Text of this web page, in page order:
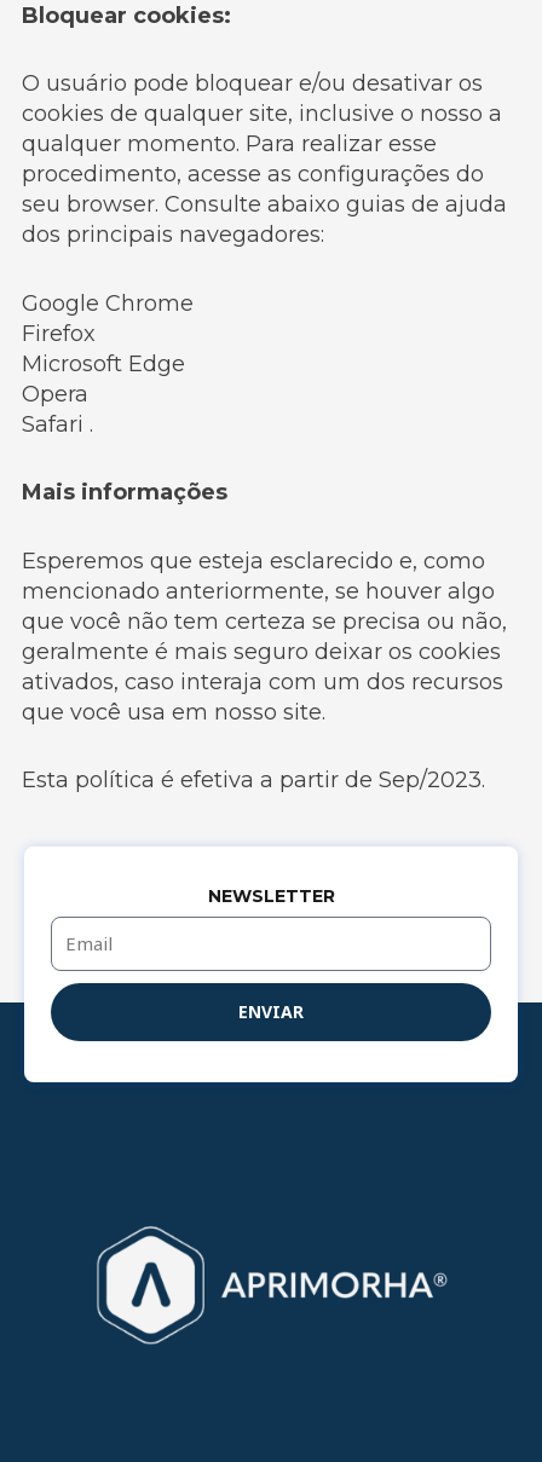
Bloquear cookies:
O usuário pode bloquear e/ou desativar os
cookies de qualquer site, inclusive o nosso a
qualquer momento. Para realizar esse
procedimento, acesse as configurações do
seu browser. Consulte abaixo guias de ajuda
dos principais navegadores:
Google Chrome
Firefox
Microsoft Edge
Opera
Safari .
Mais informações
Esperemos que esteja esclarecido e, como
mencionado anteriormente, se houver algo
que você não tem certeza se precisa ou não,
geralmente é mais seguro deixar os cookies
ativados, caso interaja com um dos recursos
que você usa em nosso site.
Esta política é efetiva a partir de Sep/2023.
NEWSLETTER
Email
ENVIAR